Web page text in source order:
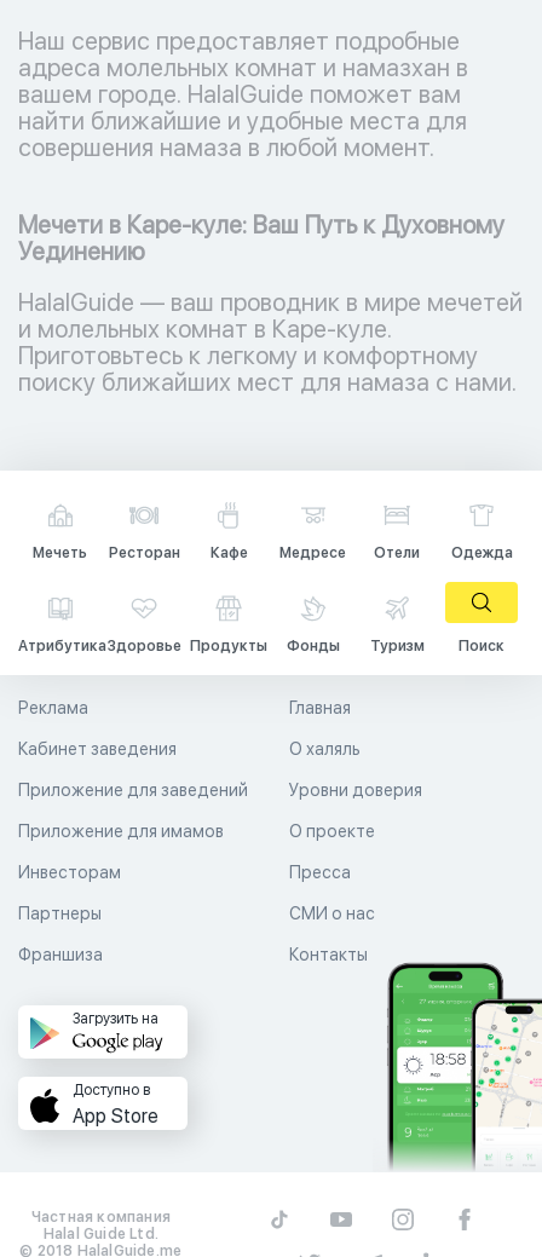
Наш сервис предоставляет подробные
адреса молельных комнат и намазхан в
вашем городе. HalalGuide поможет вам
найти ближайшие и удобные места для
совершения намаза в любой момент.
Мечети в Каре-куле: Ваш Путь к Духовному
Уединению
HalalGuide — ваш проводник в мире мечетей
и молельных комнат в Каре-куле.
Приготовьтесь к легкому и комфортному
поиску ближайших мест для намаза с нами.
Мечеть Ресторан Кафе Медресе Отели Одежда
АтрибутикаЗдоровье Продукты Фонды Туризм Поиск
Главная
О халяль
Уровни доверия
Реклама
Кабинет заведения
Приложение для заведений
Приложение для имамов О проекте
Пресса
СМИ о нас
Контакты
Инвесторам
Партнеры
Франшиза
Загрузить на
Доступно в
App Store
Частная компания
Halal Guide Ltd.
© 2018 HalalGuide.me